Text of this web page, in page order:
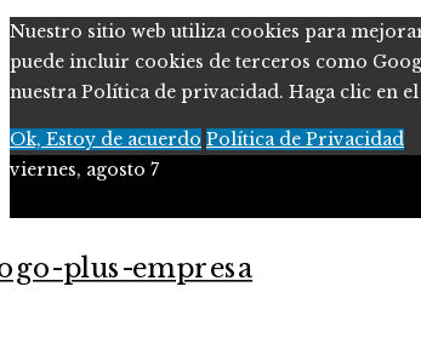
Nuestro sitio web utiliza cookies para
puede incluir cookies de terceros como
nuestra Política de privacidad. Haga clic en
Ok, Estoy de acuerdo Política de Privacidad
viernes, agosto 7